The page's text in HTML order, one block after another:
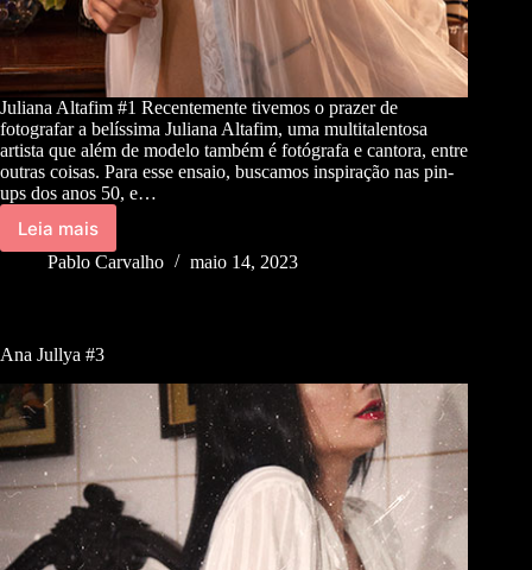
Juliana Altafim #1 Recentemente tivemos o prazer de
fotografar a belíssima Juliana Altafim, uma multitalentosa
artista que além de modelo também é fotógrafa e cantora, entre
outras coisas. Para esse ensaio, buscamos inspiração nas pin-
ups dos anos 50, e…
Leia mais
Pablo Carvalho maio 14, 2023
Ana Jullya #3